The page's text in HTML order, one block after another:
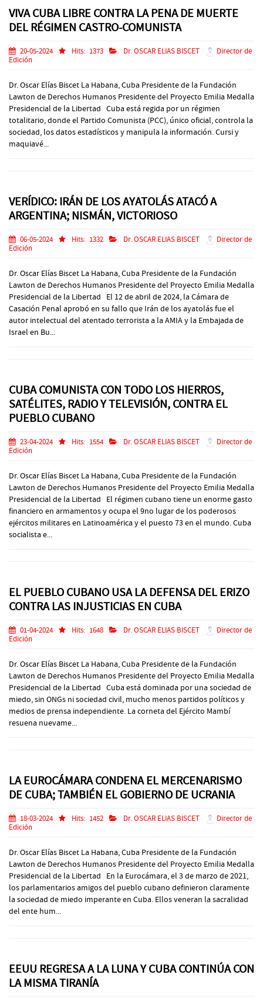
VIVA CUBA LIBRE CONTRA LA PENA DE MUERTE
DEL RÉGIMEN CASTRO-COMUNISTA
20-05-2024 Hits: 1373 Dr. OSCAR ELIAS BISCET
Director de
Edición
Dr. Oscar Elías Biscet La Habana, Cuba Presidente de la Fundación
Lawton de Derechos Humanos Presidente del Proyecto Emilia Medalla
Presidencial de la Libertad Cuba está regida por un régimen
totalitario, donde el Partido Comunista (PCC), único oficial, controla la
sociedad, los datos estadísticos y manipula la información. Cursi y
maquiavé...
VERÍDICO: IRÁN DE LOS AYATOLÁS ATACÓ A
ARGENTINA; NISMÁN, VICTORIOSO
06-05-2024 Hits: 1332 Dr. OSCAR ELIAS BISCET
Director de
Edición
Dr. Oscar Elías Biscet La Habana, Cuba Presidente de la Fundación
Lawton de Derechos Humanos Presidente del Proyecto Emilia Medalla
Presidencial de la Libertad El 12 de abril de 2024, la Cámara de
Casación Penal aprobó en su fallo que Irán de los ayatolás fue el
autor intelectual del atentado terrorista a la AMIA y la Embajada de
Israel en Bu...
CUBA COMUNISTA CON TODO LOS HIERROS,
SATÉLITES, RADIO Y TELEVISIÓN, CONTRA EL
PUEBLO CUBANO
23-04-2024 Hits: 1554 Dr. OSCAR ELIAS BISCET
Director de
Edición
Dr. Oscar Elías Biscet La Habana, Cuba Presidente de la Fundación
Lawton de Derechos Humanos Presidente del Proyecto Emilia Medalla
Presidencial de la Libertad El régimen cubano tiene un enorme gasto
financiero en armamentos y ocupa el 9no lugar de los poderosos
ejércitos militares en Latinoamérica y el puesto 73 en el mundo. Cuba
socialista e...
EL PUEBLO CUBANO USA LA DEFENSA DEL ERIZO
CONTRA LAS INJUSTICIAS EN CUBA
01-04-2024 Hits: 1648 Dr. OSCAR ELIAS BISCET
Director de
Edición
Dr. Oscar Elías Biscet La Habana, Cuba Presidente de la Fundación
Lawton de Derechos Humanos Presidente del Proyecto Emilia Medalla
Presidencial de la Libertad Cuba está dominada por una sociedad de
miedo, sin ONGs ni sociedad civil, mucho menos partidos políticos y
medios de prensa independiente. La corneta del Ejército Mambí
resuena nuevame...
LA EUROCÁMARA CONDENA EL MERCENARISMO
DE CUBA; TAMBIÉN EL GOBIERNO DE UCRANIA
18-03-2024 Hits: 1452 Dr. OSCAR ELIAS BISCET
Director de
Edición
Dr. Oscar Elías Biscet La Habana, Cuba Presidente de la Fundación
Lawton de Derechos Humanos Presidente del Proyecto Emilia Medalla
Presidencial de la Libertad En la Eurocámara, el 3 de marzo de 2021,
los parlamentarios amigos del pueblo cubano definieron claramente
la sociedad de miedo imperante en Cuba. Ellos veneran la sacralidad
del ente hum...
EEUU REGRESA A LA LUNA Y CUBA CONTINÚA CON
LA MISMA TIRANÍA